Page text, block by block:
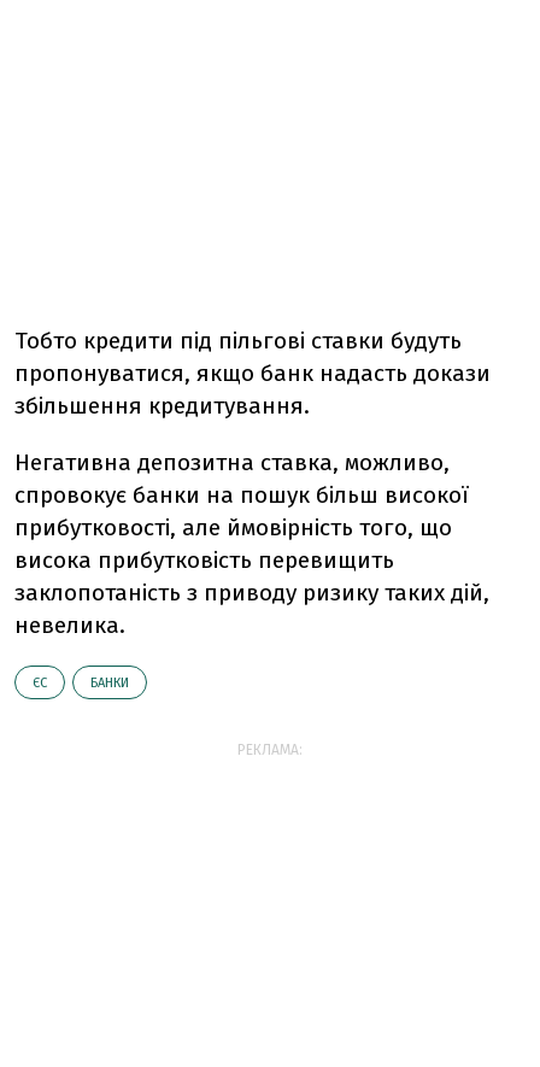
Тобто кредити під пільгові ставки будуть
пропонуватися, якщо банк надасть докази
збільшення кредитування.
Негативна депозитна ставка, можливо,
спровокує банки на пошук більш високої
прибутковості, але ймовірність того, що
висока прибутковість перевищить
заклопотаність з приводу ризику таких дій,
невелика.
ЄС БАНКИ
РЕКЛАМА: